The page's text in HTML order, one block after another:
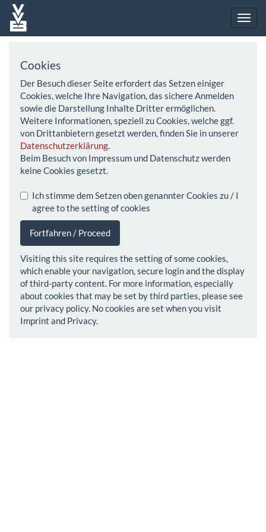
Cookies
Der Besuch dieser Seite erfordert das Setzen einiger
Cookies, welche Ihre Navigation, das sichere Anmelden
sowie die Darstellung Inhalte Dritter ermöglichen.
Weitere Informationen, speziell zu Cookies, welche ggf.
von Drittanbietern gesetzt werden, finden Sie in unserer
Datenschutzerklärung.
Beim Besuch von Impressum und Datenschutz werden
keine Cookies gesetzt.
Ich stimme dem Setzen oben genannter Cookies zu / I
agree to the setting of cookies
Fortfahren / Proceed
Visiting this site requires the setting of some cookies,
which enable your navigation, secure login and the display
of third-party content. For more information, especially
about cookies that may be set by third parties, please see
our privacy policy. No cookies are set when you visit
Imprint and Privacy.